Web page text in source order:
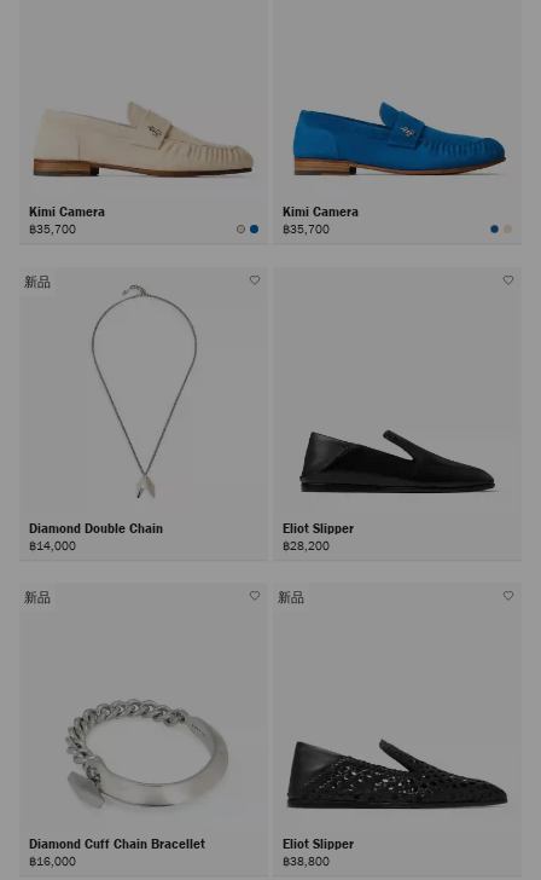
Kimi Camera
฿35,700
Kimi Camera
฿35,700
新品
Diamond Double Chain
฿14,000
Eliot Slipper
฿28,200
新品
Diamond Cuff Chain Bracellet
฿16,000
新品
Eliot Slipper
฿38,800